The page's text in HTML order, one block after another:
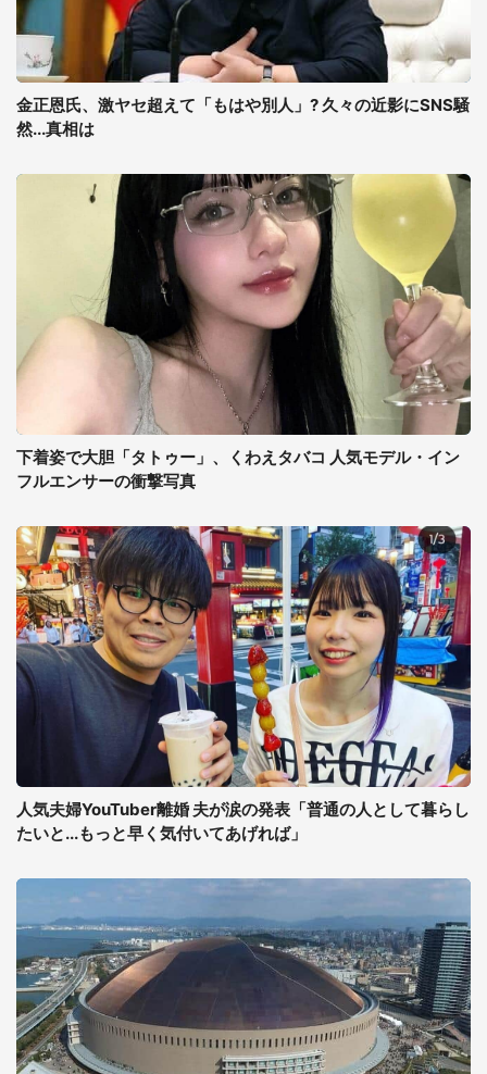
金正恩氏、激ヤセ超えて「もはや別人」? 久々の近影にSNS騒
然...真相は
下着姿で大胆「タトゥー」、くわえタバコ 人気モデル・イン
フルエンサーの衝撃写真
人気夫婦YouTuber離婚 夫が涙の発表「普通の人として暮らし
たいと...もっと早く気付いてあげれば」